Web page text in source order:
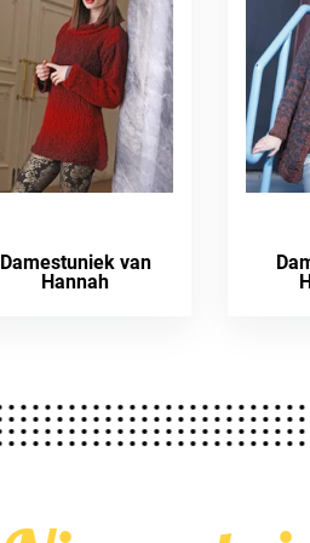
Damestuniek van
Hannah